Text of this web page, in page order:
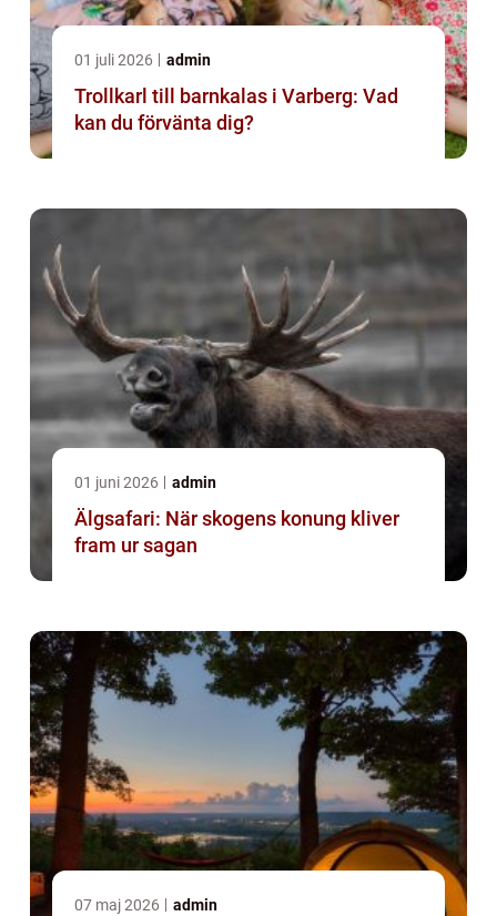
01 juli 2026 admin
Trollkarl till barnkalas i Varberg: Vad
kan du förvänta dig?
01 juni 2026 admin
Älgsafari: När skogens konung kliver
fram ur sagan
07 maj 2026 admin